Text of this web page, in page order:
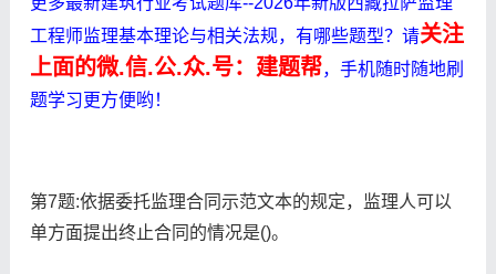
工程师监理基本理论与相关法规，有哪些题型？请关注
上面的微.信.公.众.号：建题帮，手机随时随地刷
题学习更方便哟！
第7题:依据委托监理合同示范文本的规定，监理人可以
单方面提出终止合同的情况是()。